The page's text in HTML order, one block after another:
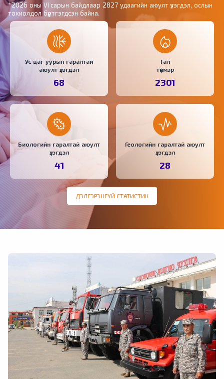
*2026 оны VI сарын байдлаар 2827 удаагийн аюулт үзэгдэл, ослын
тохиолдол бүртгэгдсэн байна.
Ус цаг уурын гаралтай
аюулт үзэгдэл
68
Гал
түймэр
2301
Биологийн гаралтай аюулт
үзэгдэл
41
Геологийн гаралтай аюулт
үзэгдэл
28
ДЭЛГЭРЭНГҮЙ СТАТИСТИК